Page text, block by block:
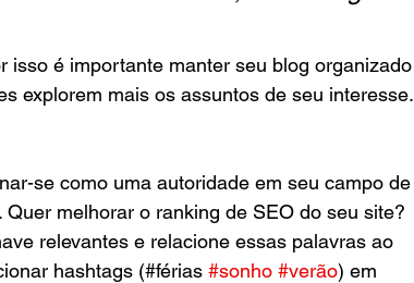
isso é importante manter seu blog organizado
explorem mais os assuntos de seu interesse.
se como uma autoridade em seu campo de
melhorar o ranking de SEO do seu site?
relevantes e relacione essas palavras ao
hashtags (#férias #sonho #verão) em